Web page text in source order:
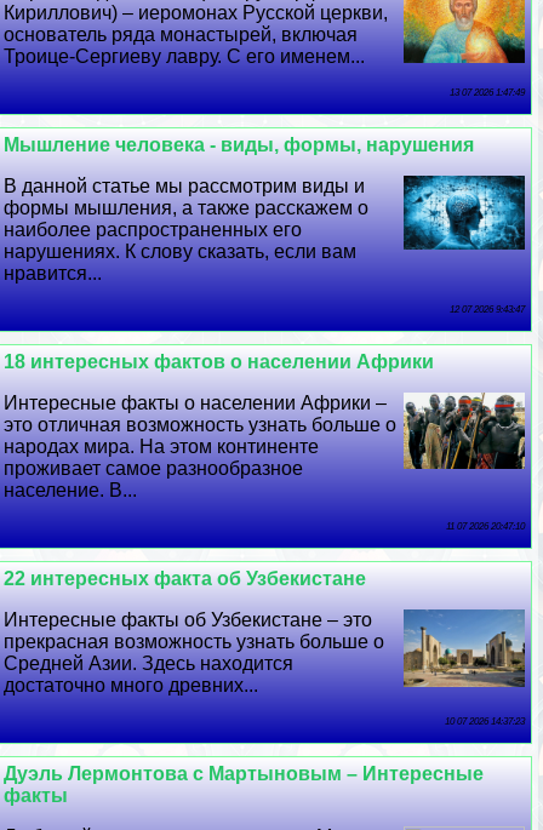
Кириллович) – иеромонах Русской церкви,
основатель ряда монастырей, включая
Троице-Сергиеву лавру. С его именем...
13 07 2026 1:47:49
Мышление человека - виды, формы, нарушения
В данной статье мы рассмотрим виды и
формы мышления, а также расскажем о
наиболее распространенных его
нарушениях. К слову сказать, если вам
нравится...
12 07 2026 9:43:47
18 интересных фактов о населении Африки
Интересные факты о населении Африки –
это отличная возможность узнать больше о
народах мира. На этом континенте
проживает самое разнообразное
население. В...
11 07 2026 20:47:10
22 интересных факта об Узбекистане
Интересные факты об Узбекистане – это
прекрасная возможность узнать больше о
Средней Азии. Здесь находится
достаточно много древних...
10 07 2026 14:37:23
Дуэль Лермонтова с Мартыновым – Интересные
факты